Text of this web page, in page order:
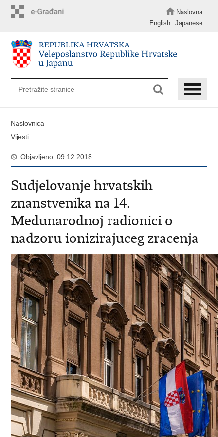
Naslovna
English
Japanese
Naslovnica
Vijesti
Objavljeno: 09.12.2018.
Sudjelovanje hrvatskih
znanstvenika na 14.
Medunarodnoj radionici o
nadzoru ionizirajuceg zracenja